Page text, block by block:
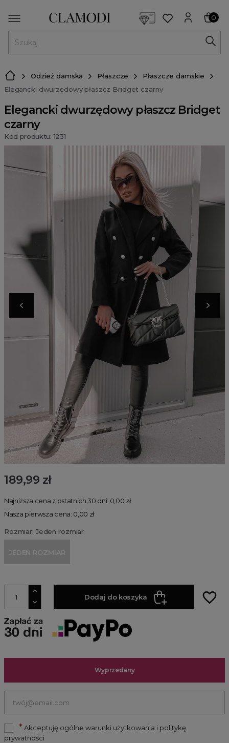
0
Odzież damska Płaszcze
Płaszcze damskie
Elegancki dwurzędowy płaszcz Bridget czarny
Elegancki dwurzędowy płaszcz Bridget
czarny
Kod produktu: 1231
189,99 zł
Najniższa cena z ostatnich 30 dni: 0,00 zł
Nasza pierwsza cena: 0,00 zł
Rozmiar: Jeden rozmiar
JEDEN ROZMIAR
Dodaj do koszyka favorite_border
Wyprzedany
* Akceptuję ogólne warunki użytkowania i politykę
prywatności